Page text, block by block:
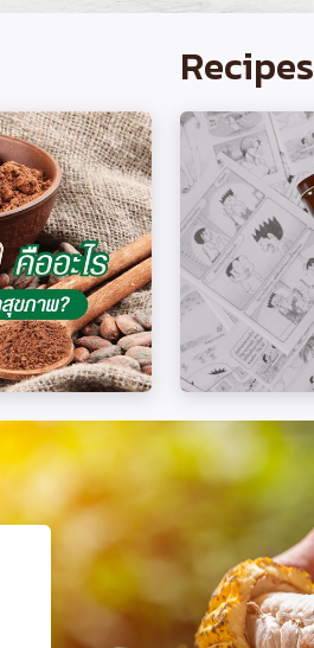
Recipes